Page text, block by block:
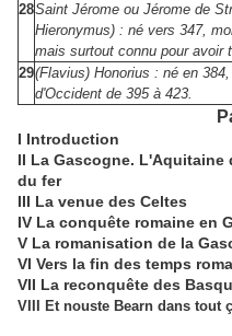
28Saint Jérome ou Jérome de
Hieronymus) : né vers 347,
mais surtout connu pour avoir
29(Flavius) Honorius : né en
d'Occident de 395 à 423.
I Introduction
II La Gascogne. L'Aquitaine
du fer
III La venue des Celtes
IV La conquête romaine en
V La romanisation de la
VI Vers la fin des temps
VII La reconquête des
VIII Et nouste Bearn dans tout